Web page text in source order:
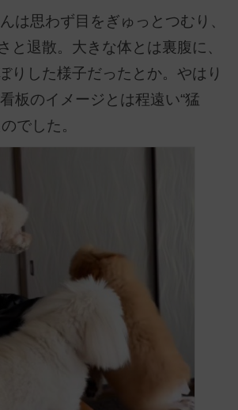
は思わず目をぎゅっとつむり、
と退散。大きな体とは裏腹に、
りした様子だったとか。やはり
板のイメージとは程遠い“猛
でした。